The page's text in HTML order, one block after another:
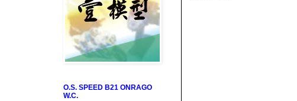
O.S. SPEED B21 ONRAGO
W.C.